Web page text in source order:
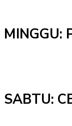
MINGGU:
SABTU: